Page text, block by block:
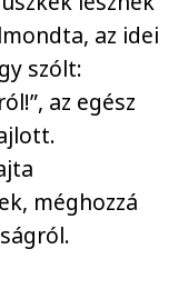
az idei
szólt:
az egész
méghozzá